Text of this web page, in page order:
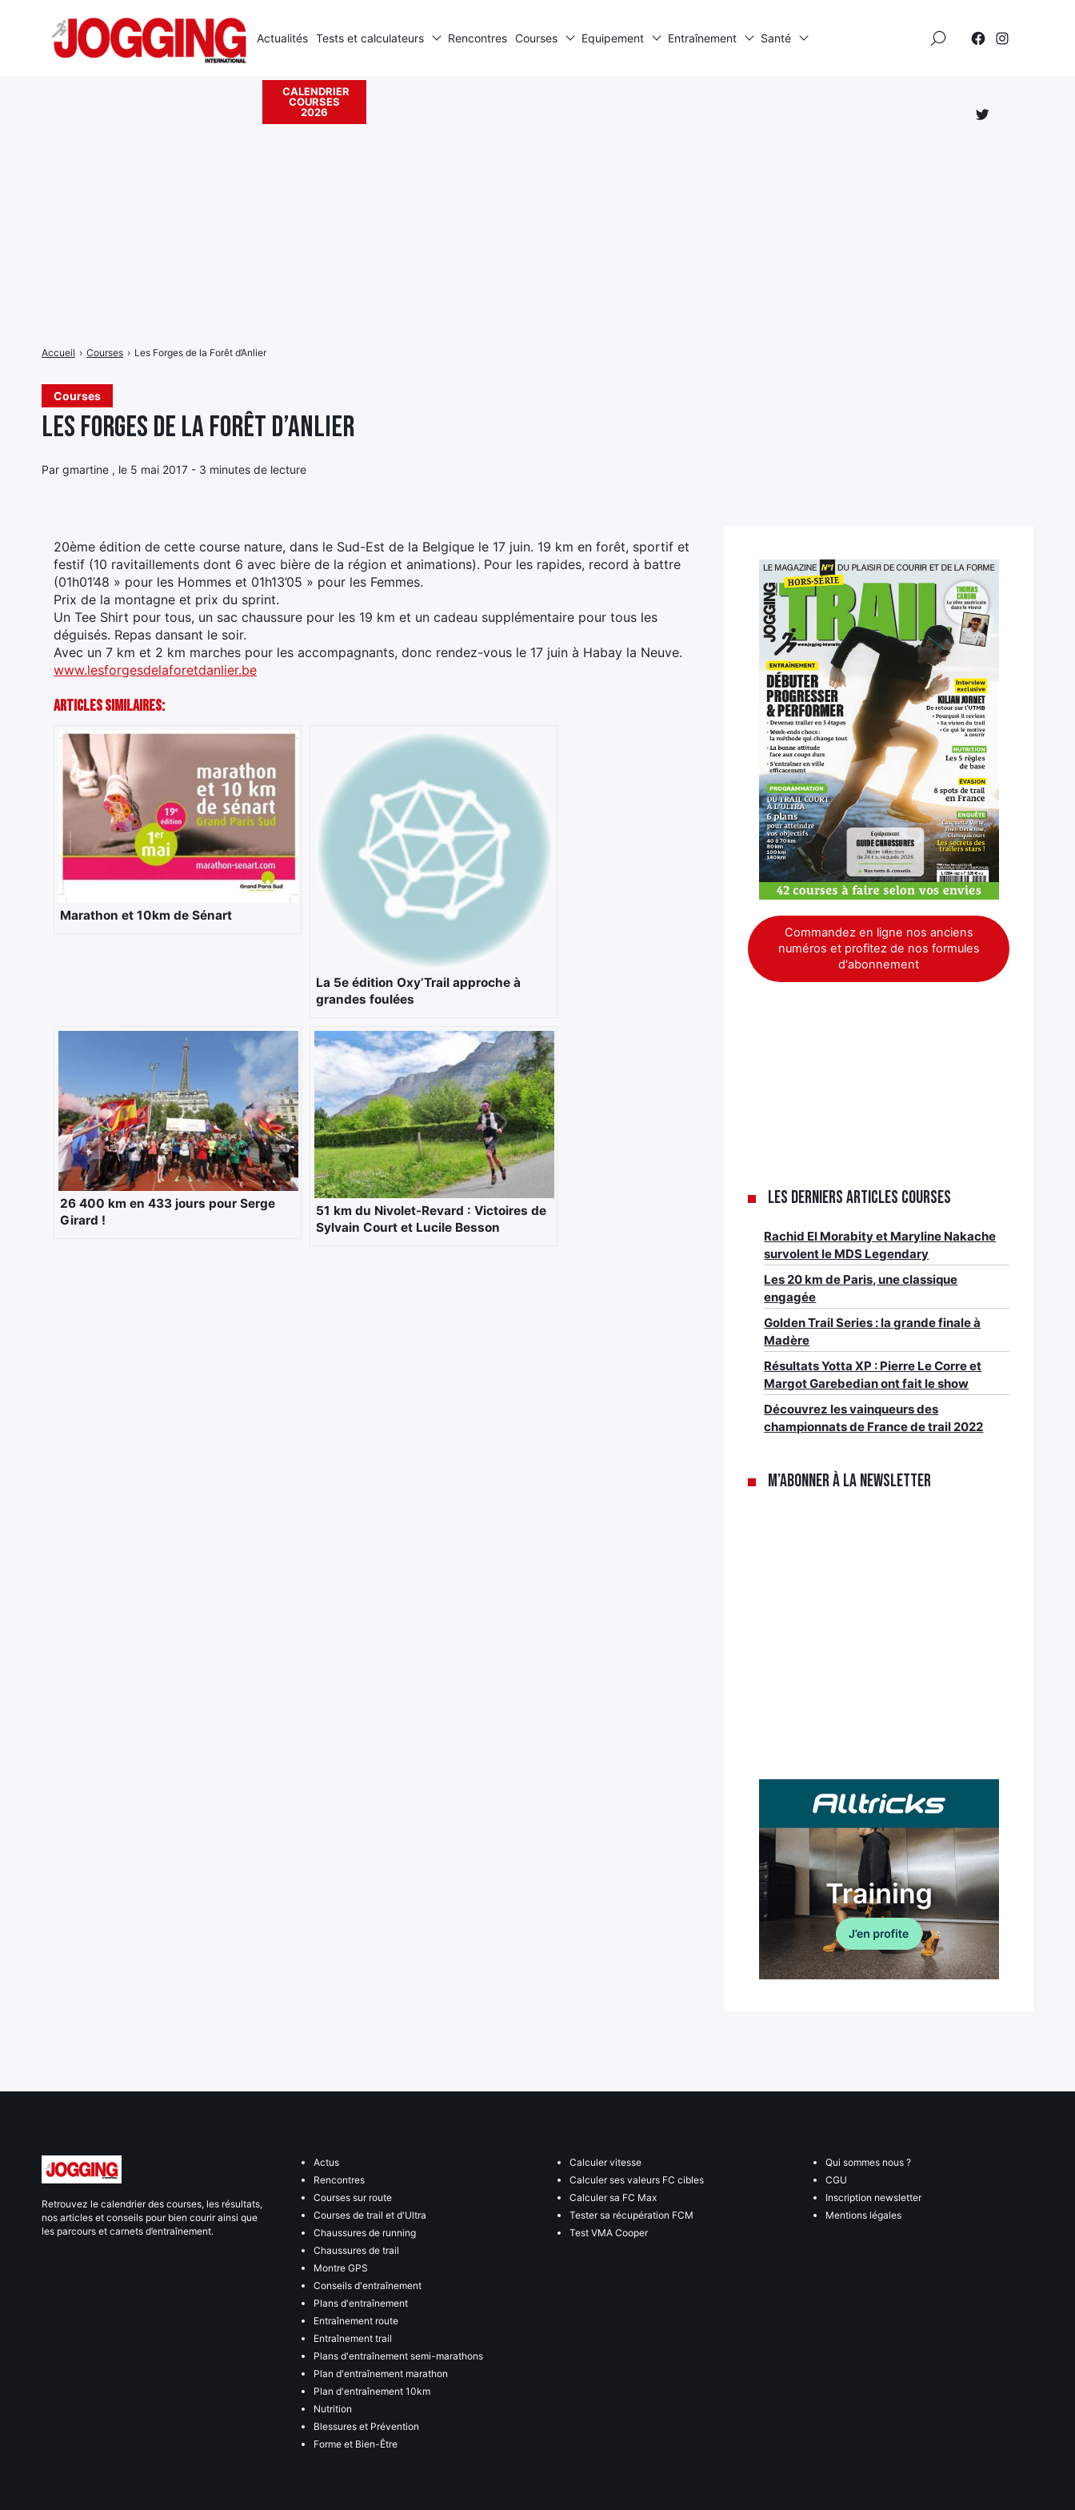
Courses
Les Forges de la Forêt d’Anlier
Par gmartine , le 5 mai 2017 - 3 minutes de lecture
Accueil › Courses › Les Forges de la Forêt d’Anlier
20ème édition de cette course nature, dans le Sud-Est de la Belgique le 17 juin. 19 km en forêt, sportif et
festif (10 ravitaillements dont 6 avec bière de la région et animations). Pour les rapides, record à battre
(01h01’48 » pour les Hommes et 01h13’05 » pour les Femmes.
Prix de la montagne et prix du sprint.
Un Tee Shirt pour tous, un sac chaussure pour les 19 km et un cadeau supplémentaire pour tous les
déguisés. Repas dansant le soir.
Avec un 7 km et 2 km marches pour les accompagnants, donc rendez-vous le 17 juin à Habay la Neuve.
www.lesforgesdelaforetdanlier.be
Articles Similaires:
Marathon et 10km de Sénart
La 5e édition Oxy’Trail approche à
grandes foulées
26 400 km en 433 jours pour Serge
Girard !
51 km du Nivolet-Revard : Victoires de
Sylvain Court et Lucile Besson
Commandez en ligne nos anciens
numéros et profitez de nos formules
d'abonnement
Les derniers articles Courses
Rachid El Morabity et Maryline Nakache
survolent le MDS Legendary
Les 20 km de Paris, une classique
engagée
Golden Trail Series : la grande finale à
Madère
Résultats Yotta XP : Pierre Le Corre et
Margot Garebedian ont fait le show
Découvrez les vainqueurs des
championnats de France de trail 2022
M’abonner à la newsletter
Actualités Tests et calculateurs Rencontres Courses Equipement Entraînement Santé
CALENDRIER
COURSES
2026
Élément
Retrouvez le calendrier des courses, les résultats,
nos articles et conseils pour bien courir ainsi que
les parcours et carnets d’entraînement.
Actus
Rencontres
Courses sur route
Courses de trail et d'Ultra
Chaussures de running
Chaussures de trail
Montre GPS
Conseils d'entraînement
Plans d'entraînement
Entraînement route
Entraînement trail
Plans d'entraînement semi-marathons
Plan d'entraînement marathon
Plan d'entraînement 10km
Nutrition
Blessures et Prévention
Forme et Bien-Être
Calculer vitesse
Calculer ses valeurs FC cibles
Calculer sa FC Max
Tester sa récupération FCM
Test VMA Cooper
Qui sommes nous ?
CGU
Inscription newsletter
Mentions légales
Rechercher